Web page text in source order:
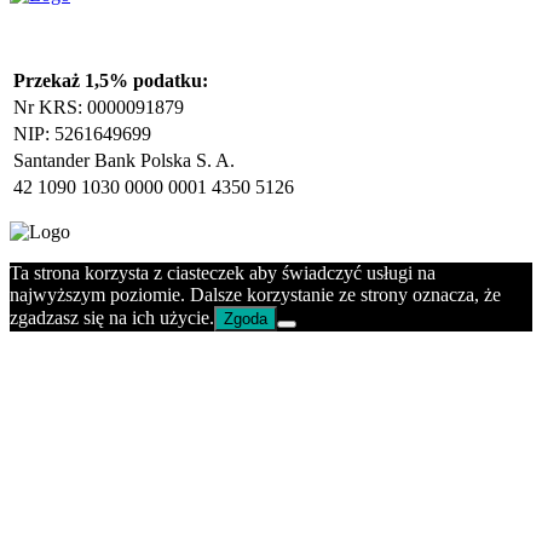
Przekaż 1,5% podatku:
Nr KRS: 0000091879
NIP: 5261649699
Santander Bank Polska S. A.
42 1090 1030 0000 0001 4350 5126
Ta strona korzysta z ciasteczek aby świadczyć usługi na
najwyższym poziomie. Dalsze korzystanie ze strony oznacza, że
zgadzasz się na ich użycie. Zgoda